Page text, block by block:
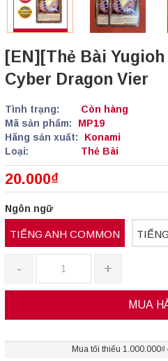
[EN][Thẻ Bài
Cyber Dragon Vier
Tình trạng:
Còn hàng
Mã sản phẩm:
MP19
Hãng sản xuất:
Konami
Loại:
Thẻ Bài
20.000₫
Ngôn ngữ
TIẾNG ANH COMMON
- +
MUA
Mua tối thiểu